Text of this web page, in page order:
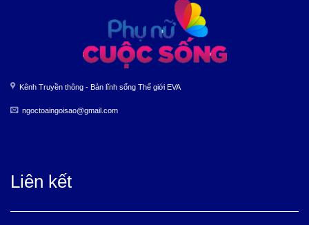
Kênh Truyền thông - Bản lĩnh sống Thế giới EVA
ngoctoaingoisao@gmail.com
Liên kết